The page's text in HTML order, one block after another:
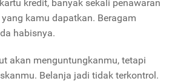
kredit, banyak sekali penawaran
kamu dapatkan. Beragam
habisnya.
akan menguntungkanmu, tetapi
Belanja jadi tidak terkontrol.